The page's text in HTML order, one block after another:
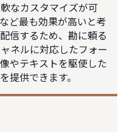
なカスタマイズが可
ど最も効果が高いと考
信するため、勘に頼る
ネルに対応したフォー
やテキストを駆使した
提供できます。